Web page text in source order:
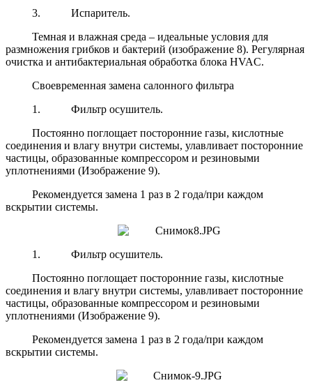
3.
Испаритель.
Темная и влажная среда – идеальные условия для
размножения грибков и бактерий (изображение 8). Регулярная
очистка и антибактериальная обработка блока HVAC.
Своевременная замена салонного фильтра
1.
Фильтр осушитель.
Постоянно поглощает посторонние газы, кислотные
соединения и влагу внутри системы, улавливает посторонние
частицы, образованные компрессором и резиновыми
уплотнениями (Изображение 9).
Рекомендуется замена 1 раз в 2 года/при каждом
вскрытии системы.
1.
Фильтр осушитель.
Постоянно поглощает посторонние газы, кислотные
соединения и влагу внутри системы, улавливает посторонние
частицы, образованные компрессором и резиновыми
уплотнениями (Изображение 9).
Рекомендуется замена 1 раз в 2 года/при каждом
вскрытии системы.